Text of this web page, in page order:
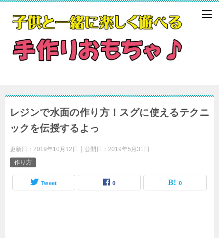
レジンで水面の作り方！スグに使えるテクニ
ックを伝授するよっ
更新日： 2019年10月12日 公開日： 2019年5月31日
作り方
Tweet 0 0